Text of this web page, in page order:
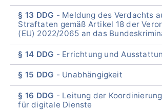
§ 13 DDG
Meldung des Verdachts
Straftaten gemäß Artikel 18 der
(EU) 2022/2065 an das
§ 14 DDG Errichtung und
§ 15 DDG Unabhängigkeit
§ 16 DDG
Leitung der
für digitale Dienste